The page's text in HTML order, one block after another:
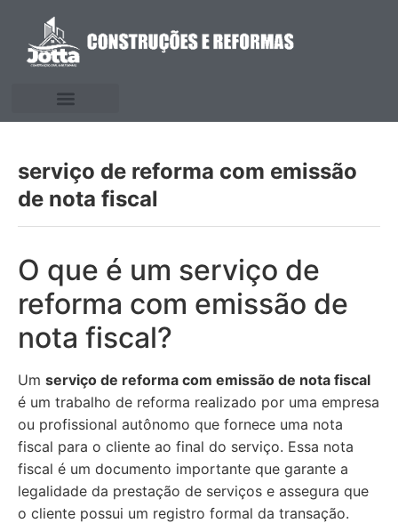
serviço de reforma com emissão
de nota fiscal
O que é um serviço de
reforma com emissão de
nota fiscal?
Um serviço de reforma com emissão de nota fiscal
é um trabalho de reforma realizado por uma empresa
ou profissional autônomo que fornece uma nota
fiscal para o cliente ao final do serviço. Essa nota
fiscal é um documento importante que garante a
legalidade da prestação de serviços e assegura que
o cliente possui um registro formal da transação.